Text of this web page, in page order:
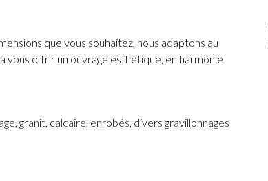
que vous souhaitez, nous adaptons au
vous offrir un ouvrage esthétique, en harmonie
granit, calcaire, enrobés, divers gravillonnages